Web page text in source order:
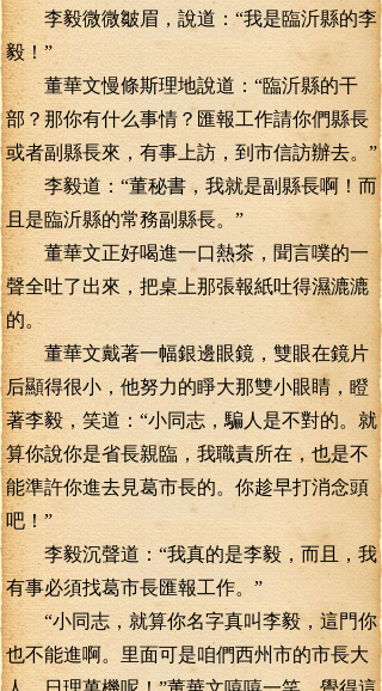
李毅微微皺眉，說道：“我是臨沂縣的李
毅！”
董華文慢條斯理地說道：“臨沂縣的干
部？那你有什么事情？匯報工作請你們縣長
或者副縣長來，有事上訪，到市信訪辦去。”
李毅道：“董秘書，我就是副縣長啊！而
且是臨沂縣的常務副縣長。”
董華文正好喝進一口熱茶，聞言噗的一
聲全吐了出來，把桌上那張報紙吐得濕漉漉
的。
董華文戴著一幅銀邊眼鏡，雙眼在鏡片
后顯得很小，他努力的睜大那雙小眼睛，瞪
著李毅，笑道：“小同志，騙人是不對的。就
算你說你是省長親臨，我職責所在，也是不
能準許你進去見葛市長的。你趁早打消念頭
吧！”
李毅沉聲道：“我真的是李毅，而且，我
有事必須找葛市長匯報工作。”
“小同志，就算你名字真叫李毅，這門你
也不能進啊。里面可是咱們西州市的市長大